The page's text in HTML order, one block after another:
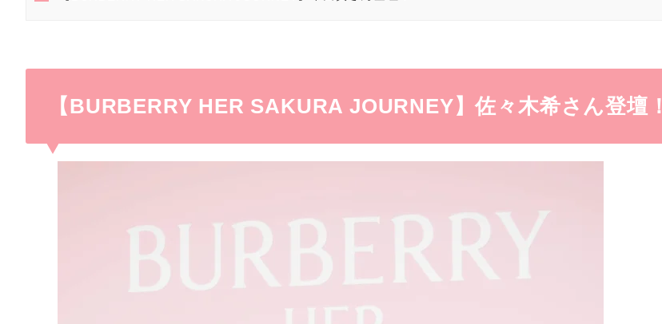
【BURBERRY HER SAKURA JOURNEY】佐々木希さん登壇！